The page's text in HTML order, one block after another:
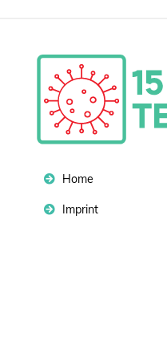
Home
Imprint